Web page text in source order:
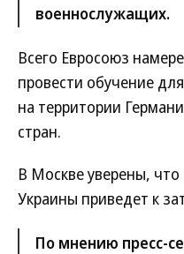
военнослужащих.
Всего Евросоюз
провести обучение
на территории
стран.
В Москве уверены,
Украины приведет к
По мнению пресс-